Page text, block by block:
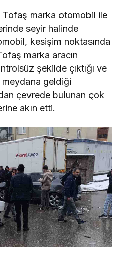
Tofaş marka otomobil ile
seyir halinde
kesişim noktasında
marka aracın
şekilde çıktığı ve
meydana geldiği
çevrede bulunan çok
akın etti.